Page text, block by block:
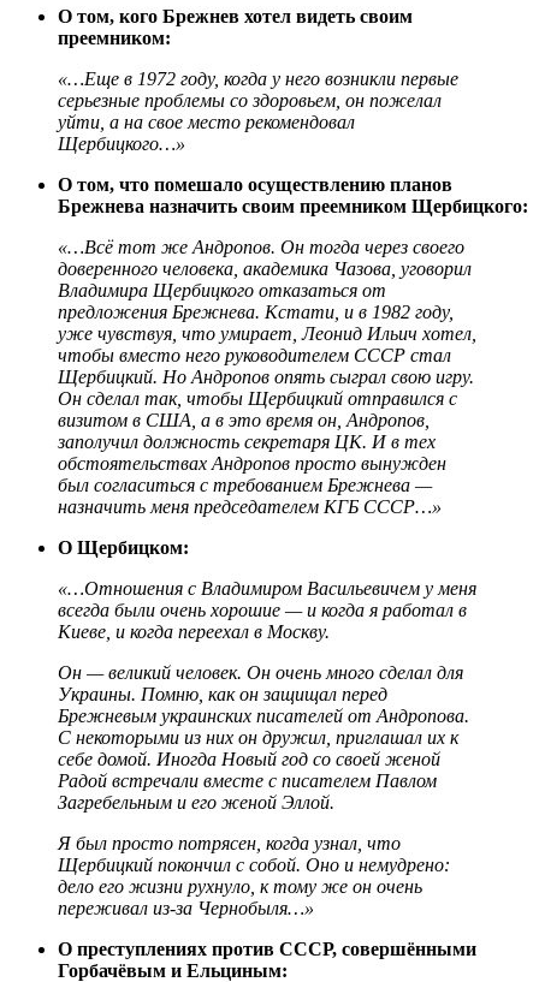
О том, кого Брежнев хотел видеть своим
преемником:
«…Еще в 1972 году, когда у него возникли первые
серьезные проблемы со здоровьем, он пожелал
уйти, а на свое место рекомендовал
Щербицкого…»
О том, что помешало осуществлению планов
Брежнева назначить своим преемником Щербицкого:
«…Всё тот же Андропов. Он тогда через своего
доверенного человека, академика Чазова, уговорил
Владимира Щербицкого отказаться от
предложения Брежнева. Кстати, и в 1982 году,
уже чувствуя, что умирает, Леонид Ильич хотел,
чтобы вместо него руководителем СССР стал
Щербицкий. Но Андропов опять сыграл свою игру.
Он сделал так, чтобы Щербицкий отправился с
визитом в США, а в это время он, Андропов,
заполучил должность секретаря ЦК. И в тех
обстоятельствах Андропов просто вынужден
был согласиться с требованием Брежнева —
назначить меня председателем КГБ СССР…»
О Щербицком:
«…Отношения с Владимиром Васильевичем у меня
всегда были очень хорошие — и когда я работал в
Киеве, и когда переехал в Москву.
Он — великий человек. Он очень много сделал для
Украины. Помню, как он защищал перед
Брежневым украинских писателей от Андропова.
С некоторыми из них он дружил, приглашал их к
себе домой. Иногда Новый год со своей женой
Радой встречали вместе с писателем Павлом
Загребельным и его женой Эллой.
Я был просто потрясен, когда узнал, что
Щербицкий покончил с собой. Оно и немудрено:
дело его жизни рухнуло, к тому же он очень
переживал из-за Чернобыля…»
О преступлениях против СССР, совершёнными
Горбачёвым и Ельциным: